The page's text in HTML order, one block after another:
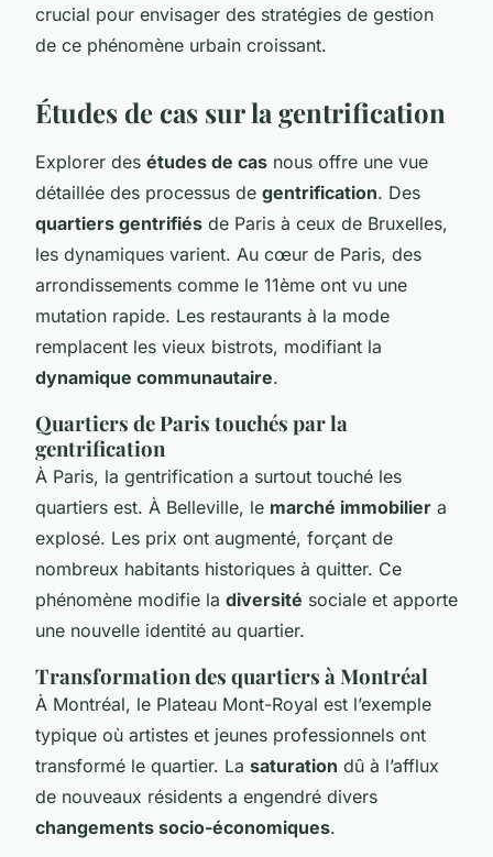
crucial pour envisager des stratégies de gestion
de ce phénomène urbain croissant.
Études de cas sur la gentrification
Explorer des études de cas nous offre une vue
détaillée des processus de gentrification. Des
quartiers gentrifiés de Paris à ceux de Bruxelles,
les dynamiques varient. Au cœur de Paris, des
arrondissements comme le 11ème ont vu une
mutation rapide. Les restaurants à la mode
remplacent les vieux bistrots, modifiant la
dynamique communautaire.
Quartiers de Paris touchés par la
gentrification
À Paris, la gentrification a surtout touché les
quartiers est. À Belleville, le marché immobilier a
explosé. Les prix ont augmenté, forçant de
nombreux habitants historiques à quitter. Ce
phénomène modifie la diversité sociale et apporte
une nouvelle identité au quartier.
Transformation des quartiers à Montréal
À Montréal, le Plateau Mont-Royal est l’exemple
typique où artistes et jeunes professionnels ont
transformé le quartier. La saturation dû à l’afflux
de nouveaux résidents a engendré divers
changements socio-économiques.